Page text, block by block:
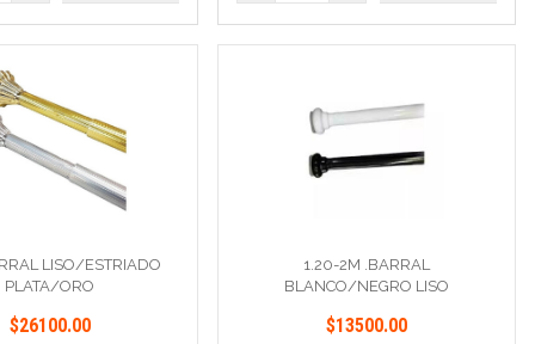
LISO/ESTRIADO
PLATA/ORO
$26100.00
1.20-2M .BARRAL
BLANCO/NEGRO LISO
$13500.00